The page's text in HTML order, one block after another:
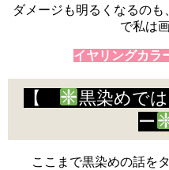
ダメージも明るくなるの
で私は
イヤリングカラ
【
黒染めで
ー
ここまで黒染めの話を